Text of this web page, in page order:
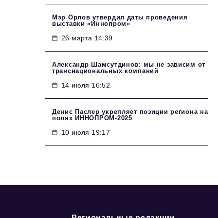
Мэр Орлов утвердил даты проведения
выставки «Иннопром»
26 марта 14:39
Александр Шамсутдинов: мы не зависим от
транснациональных компаний
14 июля 16:52
Денис Паслер укрепляет позиции региона на
полях ИННОПРОМ-2025
10 июля 19:17